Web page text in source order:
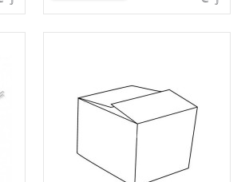
Тип:Снегозадержатель